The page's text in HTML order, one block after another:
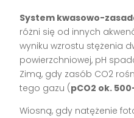
System kwasowo-
różni się od innych
wyniku wzrostu stężenia
powierzchniowej, pH
Zimą, gdy zasób CO2
tego gazu (pCO2 ok.
Wiosną, gdy natężenie